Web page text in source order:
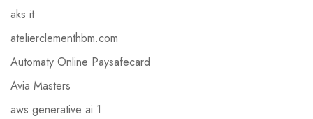
aks it
atelierclementhbm.com
Automaty Online Paysafecard
Avia Masters
aws generative ai 1